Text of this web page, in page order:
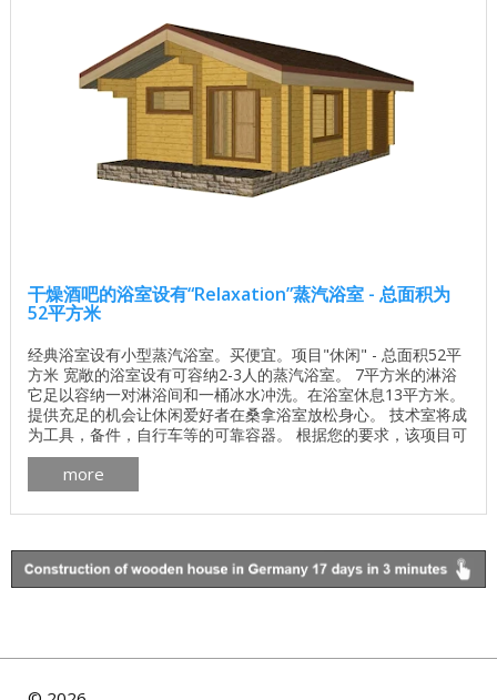
干燥酒吧的浴室设有“Relaxation”蒸汽浴室 - 总面积为
52平方米
经典浴室设有小型蒸汽浴室。买便宜。项目"休闲" - 总面积52平
方米 宽敞的浴室设有可容纳2-3人的蒸汽浴室。 7平方米的淋浴
它足以容纳一对淋浴间和一桶冰水冲洗。在浴室休息13平方米。
提供充足的机会让休闲爱好者在桑拿浴室放松身心。 技术室将成
为工具，备件，自行车等的可靠容器。 根据您的要求，该项目可
以用圆形木材，异型钢筋或胶合层压木材建造。您还可以更改场
所的布局，组合或扩展。 洗澡计划： ...
more